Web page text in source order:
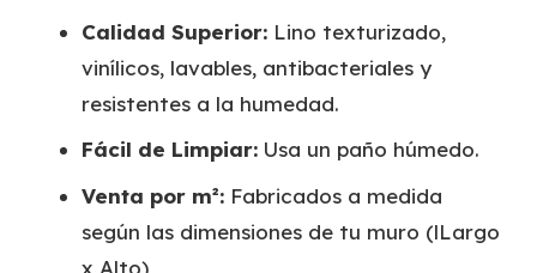
Calidad Superior: Lino texturizado,
vinílicos, lavables, antibacteriales y
resistentes a la humedad.
Fácil de Limpiar: Usa un paño húmedo.
Venta por m²: Fabricados a medida
según las dimensiones de tu muro (lLargo
x Alto)